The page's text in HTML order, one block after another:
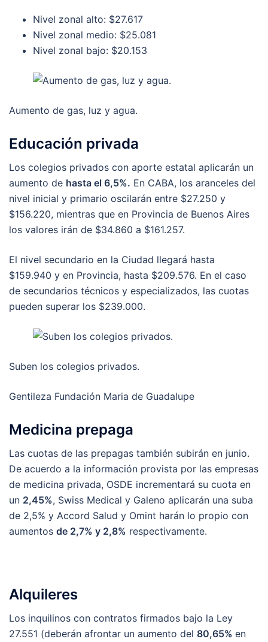
Nivel zonal alto: $27.617
Nivel zonal medio: $25.081
Nivel zonal bajo: $20.153
Aumento de gas, luz y agua.
Educación privada
Los colegios privados con aporte estatal aplicarán un
aumento de hasta el 6,5%. En CABA, los aranceles del
nivel inicial y primario oscilarán entre $27.250 y
$156.220, mientras que en Provincia de Buenos Aires
los valores irán de $34.860 a $161.257.
El nivel secundario en la Ciudad llegará hasta
$159.940 y en Provincia, hasta $209.576. En el caso
de secundarios técnicos y especializados, las cuotas
pueden superar los $239.000.
Suben los colegios privados.
Gentileza Fundación Maria de Guadalupe
Medicina prepaga
Las cuotas de las prepagas también subirán en junio.
De acuerdo a la información provista por las empresas
de medicina privada, OSDE incrementará su cuota en
un 2,45%, Swiss Medical y Galeno aplicarán una suba
de 2,5% y Accord Salud y Omint harán lo propio con
aumentos de 2,7% y 2,8% respectivamente.
Alquileres
Los inquilinos con contratos firmados bajo la Ley
27.551 (deberán afrontar un aumento del 80,65% en